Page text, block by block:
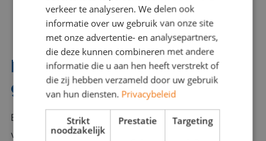
Interesse? Benno helpt je
graag verder!
Bel of mail Benno met al jouw vragen. Benno staat
voor je klaar en helpt je graag!
verkeer te analyseren. We delen ook
informatie over uw gebruik van onze site
met onze advertentie- en analysepartners,
die deze kunnen combineren met andere
informatie die u aan hen heeft verstrekt of
die zij hebben verzameld door uw gebruik
van hun diensten. Privacybeleid
Strikt
noodzakelijk
Prestatie Targeting